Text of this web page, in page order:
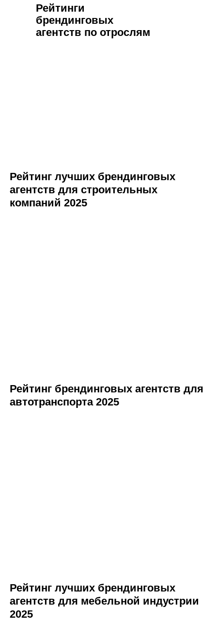
Рейтинги
брендинговых
агентств по отрослям
Рейтинг лучших брендинговых
агентств для строительных
компаний 2025
Рейтинг брендинговых агентств для
автотранспорта 2025
Рейтинг лучших брендинговых
агентств для мебельной индустрии
2025